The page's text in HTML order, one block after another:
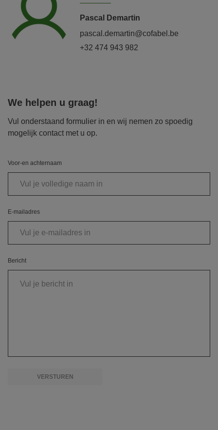
Pascal Demartin
pascal.demartin@cofabel.be
+32 474 943 982
We helpen u graag!
Vul onderstaand formulier in en wij nemen zo spoedig
mogelijk contact met u op.
Voor-en achternaam
E-mailadres
Bericht
VERSTUREN